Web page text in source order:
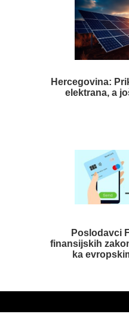
Hercegovina:
elektrana, a
Poslodavci
finansijskih
ka